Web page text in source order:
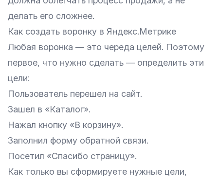
делать его сложнее.
Как создать воронку в Яндекс.Метрике
Любая воронка — это череда целей. Поэтому
первое, что нужно сделать — определить эти
цели:
Пользователь перешел на сайт.
Зашел в «Каталог».
Нажал кнопку «В корзину».
Заполнил форму обратной связи.
Посетил «Спасибо страницу».
Как только вы сформируете нужные цели,